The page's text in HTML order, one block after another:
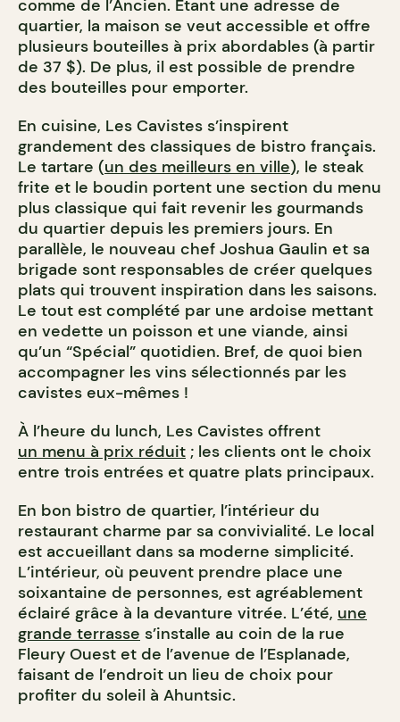
comme de l’Ancien. Étant une adresse de
quartier, la maison se veut accessible et offre
plusieurs bouteilles à prix abordables (à partir
de 37 $). De plus, il est possible de prendre
des bouteilles pour emporter.
En cuisine, Les Cavistes s’inspirent
grandement des classiques de bistro français.
Le tartare (un des meilleurs en ville), le steak
frite et le boudin portent une section du menu
plus classique qui fait revenir les gourmands
du quartier depuis les premiers jours. En
parallèle, le nouveau chef Joshua Gaulin et sa
brigade sont responsables de créer quelques
plats qui trouvent inspiration dans les saisons.
Le tout est complété par une ardoise mettant
en vedette un poisson et une viande, ainsi
qu’un “Spécial” quotidien. Bref, de quoi bien
accompagner les vins sélectionnés par les
cavistes eux-mêmes !
À l’heure du lunch, Les Cavistes offrent
un menu à prix réduit ; les clients ont le choix
entre trois entrées et quatre plats principaux.
En bon bistro de quartier, l’intérieur du
restaurant charme par sa convivialité. Le local
est accueillant dans sa moderne simplicité.
L’intérieur, où peuvent prendre place une
soixantaine de personnes, est agréablement
éclairé grâce à la devanture vitrée. L’été, une
grande terrasse s’installe au coin de la rue
Fleury Ouest et de l’avenue de l’Esplanade,
faisant de l’endroit un lieu de choix pour
profiter du soleil à Ahuntsic.